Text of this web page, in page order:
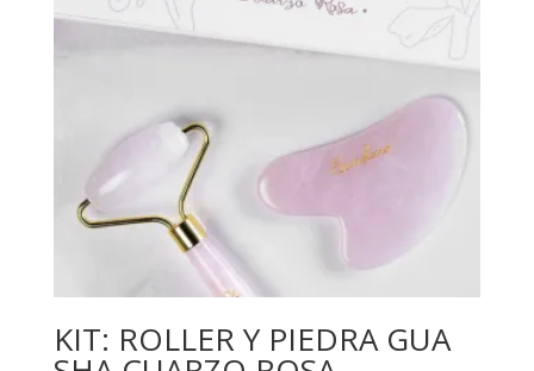
KIT: ROLLER Y PIEDRA GUA